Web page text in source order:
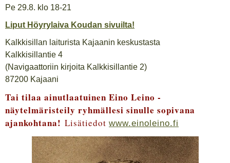
Pe 29.8. klo 18-21
Liput Höyrylaiva Koudan sivuilta!
Kalkkisillan laiturista Kajaanin keskustasta
Kalkkisillantie 4
(Navigaattoriin kirjoita Kalkkisillantie 2)
87200 Kajaani
Tai tilaa ainutlaatuinen Eino Leino -
näytelmäristeily ryhmällesi sinulle sopivana
ajankohtana! Lisätiedot www.einoleino.fi